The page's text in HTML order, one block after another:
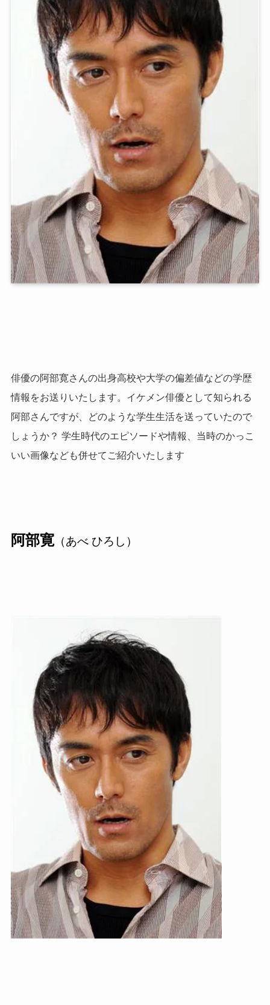
俳優の阿部寛さんの出身高校や大学の偏差値などの学歴
情報をお送りいたします。イケメン俳優として知られる
阿部さんですが、どのような学生生活を送っていたので
しょうか？ 学生時代のエピソードや情報、当時のかっこ
いい画像なども併せてご紹介いたします
阿部寛（あべ ひろし）